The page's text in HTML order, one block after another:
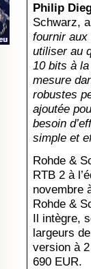
Philip
Schwarz,
fournir aux
utiliser au
10 bits à
mesure
robustes
ajoutée
besoin
simple et
Rohde &
RTB 2 à
novembre
Rohde &
Il intègre,
largeurs
version à
690 EUR.